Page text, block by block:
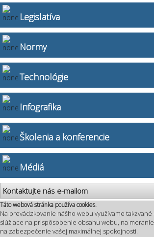
Táto webová stránka používa cookies.
Na prevádzkovanie nášho webu využívame
slúžiace na prispôsobenie obsahu webu, na
na zabezpečenie vašej maximálnej spokojnosti.
Legislatíva
Normy
Technológie
Infografika
Školenia a konferencie
Médiá
Kontaktujte nás e-mailom